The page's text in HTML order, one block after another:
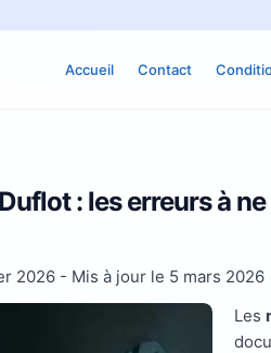
Accueil Contact
: les erreurs à
2026 - Mis à jour le 5 mars 2026
Les